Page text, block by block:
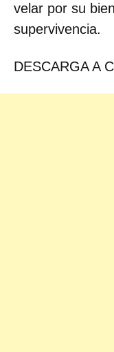
velar por su
supervivencia.
DESCARGA A